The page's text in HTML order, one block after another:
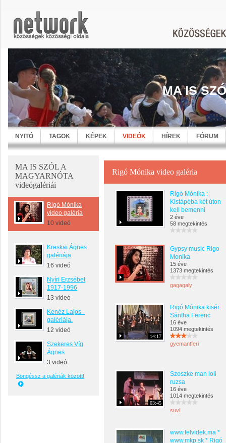
MA IS
NYITÓ TAGOK KÉPEK VIDEÓK HÍREK FÓRUM
MA IS SZÓL A
MAGYARNÓTA
videógalériái
Rigó Mónika
video galéria
10 videó
Kreskai Ágnes
galériája
16 videó
Nyíri Erzsébet
1917-1996
13 videó
Kenéz Lajos -
galériája.
12 videó
Szekeres Víg
Ágnes
3 videó
Böngéssz a galériák között!
Rigó Mónika video galéria
Rigó Mónika :
Kistápéba két úton
kell bemenni
2 éve
58 megtekintés
Gypsy music Rigo
Monika
15 éve
1373 megtekintés
gagagaly
14:17
Rigó Mónika kisér:
Sántha Ferenc
16 éve
1094 megtekintés
gyemantferi
03:45
Szoszke man loli
ruzsa
16 éve
1014 megtekintés
suvi
www.felvidek.ma *
www.mkp.sk * Rigó